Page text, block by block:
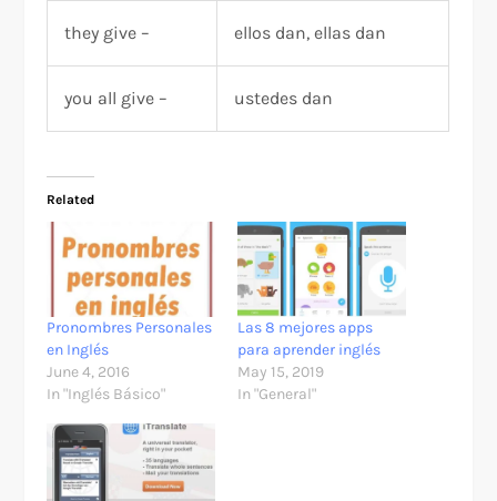
they give – ellos dan, ellas dan
you all give – ustedes dan
Related
Pronombres Personales
en Inglés
June 4, 2016
In "Inglés Básico"
Las 8 mejores apps
para aprender inglés
May 15, 2019
In "General"